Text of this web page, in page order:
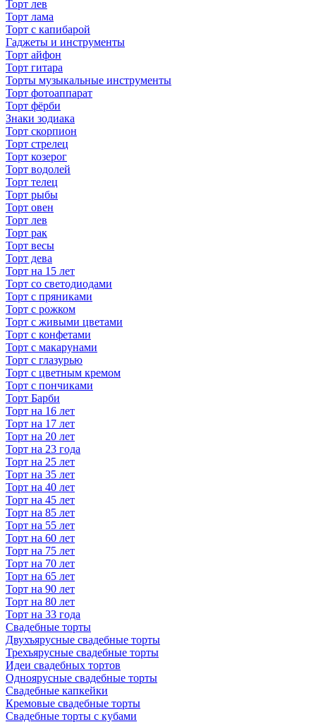
Торт лев
Торт лама
Торт с капибарой
Гаджеты и инструменты
Торт айфон
Торт гитара
Торты музыкальные инструменты
Торт фотоаппарат
Торт фёрби
Знаки зодиака
Торт скорпион
Торт стрелец
Торт козерог
Торт водолей
Торт телец
Торт рыбы
Торт овен
Торт лев
Торт рак
Торт весы
Торт дева
Торт на 15 лет
Торт со светодиодами
Торт с пряниками
Торт с рожком
Торт с живыми цветами
Торт с конфетами
Торт с макарунами
Торт с глазурью
Торт с цветным кремом
Торт с пончиками
Торт Барби
Торт на 16 лет
Торт на 17 лет
Торт на 20 лет
Торт на 23 года
Торт на 25 лет
Торт на 35 лет
Торт на 40 лет
Торт на 45 лет
Торт на 85 лет
Торт на 55 лет
Торт на 60 лет
Торт на 75 лет
Торт на 70 лет
Торт на 65 лет
Торт на 90 лет
Торт на 80 лет
Торт на 33 года
Свадебные торты
Двухъярусные свадебные торты
Трехъярусные свадебные торты
Идеи свадебных тортов
Одноярусные свадебные торты
Свадебные капкейки
Кремовые свадебные торты
Свадебные торты с кубами